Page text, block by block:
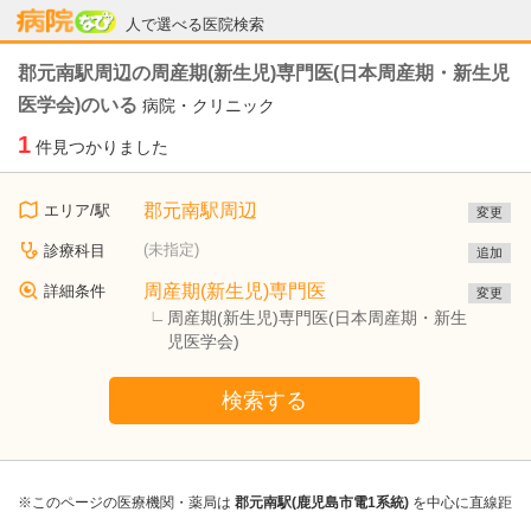
人で選べる医院検索
病院なび
郡元南駅周辺の周産期(新生児)専門医(日本周産期・新生児
医学会)のいる 病院・クリニック
1 件見つかりました
エリア/駅 郡元南駅周辺 変更
診療科目 (未指定) 追加
詳細条件 周産期(新生児)専門医
周産期(新生児)専門医(日本周産期・新生
児医学会)
変更
検索する
※このページの医療機関・薬局は 郡元南駅(鹿児島市電1系統) を中心に直線距